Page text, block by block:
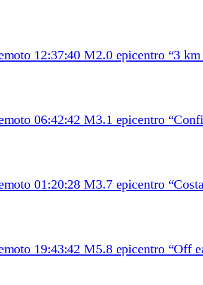
12:37:40 M2.0 epicentro “3
06:42:42 M3.1 epicentro
01:20:28 M3.7 epicentro
19:43:42 M5.8 epicentro “Off